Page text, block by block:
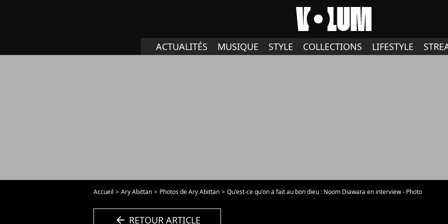
ACTUALITÉS MUSIQUE STYLE COLLECTIONS LIFESTYLE
Accueil Ary Abittan Photos de Ary Abittan Qu'est-ce qu'on a fait au bon dieu : Noom Diawara en interview - Photo
arrow_left RETOUR ARTICLE